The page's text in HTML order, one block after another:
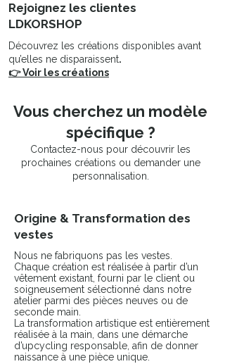
Rejoignez les clientes
LDKORSHOP
Découvrez les créations disponibles avant
qu’elles ne disparaissent.
👉 Voir les créations
Vous cherchez un modèle
spécifique ?
Contactez-nous pour découvrir les
prochaines créations ou demander une
personnalisation.
Origine & Transformation des
vestes
Nous ne fabriquons pas les vestes.
Chaque création est réalisée à partir d’un
vêtement existant, fourni par le client ou
soigneusement sélectionné dans notre
atelier parmi des pièces neuves ou de
seconde main.
La transformation artistique est entièrement
réalisée à la main, dans une démarche
d’upcycling responsable, afin de donner
naissance à une pièce unique.